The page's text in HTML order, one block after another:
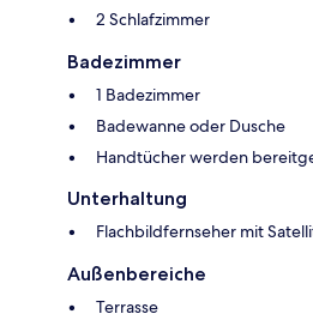
2 Schlafzimmer
Badezimmer
1 Badezimmer
Badewanne oder Dusche
Handtücher werden
Unterhaltung
Flachbildfernseher mit
Außenbereiche
Terrasse